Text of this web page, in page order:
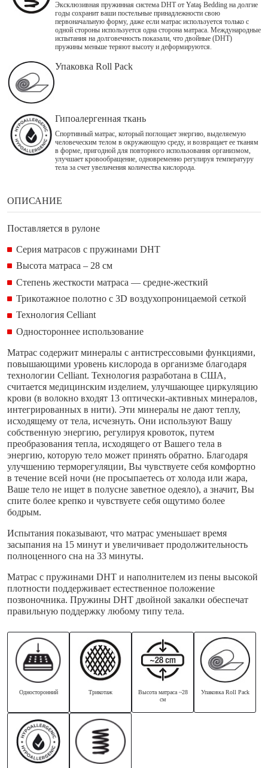
Эксклюзивная пружинная система DHT от Yataş Bedding на долгие
годы сохранит ваши постельные принадлежности свою
первоначальную форму, даже если матрас используется только с
одной стороны используется одна сторона матраса. Международные
испытания на долговечность показали, что двойные (DHT)
пружины меньше теряют высоту и деформируются.
Упаковка Roll Pack
Гипоалергенная ткань
Спортивный матрас, который поглощает энергию, выделяемую
человеческим телом в окружающую среду, и возвращает ее тканям
в форме, пригодной для повторного использования организмом,
улучшает кровообращение, одновременно регулируя температуру
тела за счет увеличения количества кислорода.
ОПИСАНИЕ
Поставляется в рулоне
Серия матрасов с пружинами DHT
Высота матраса – 28 см
Степень жесткости матраса — средне-жесткий
Трикотажное полотно с 3D воздухопроницаемой сеткой
Технология Сelliant
Одностороннее использование
Матрас содержит минералы с антистрессовыми функциями,
повышающими уровень кислорода в организме благодаря
технологии Сelliant. Технология разработана в США,
считается медицинским изделием, улучшающее циркуляцию
крови (в волокно входят 13 оптически-активных минералов,
интегрированных в нити). Эти минералы не дают теплу,
исходящему от тела, исчезнуть. Они используют Вашу
собственную энергию, регулируя кровоток, путем
преобразования тепла, исходящего от Вашего тела в
энергию, которую тело может принять обратно. Благодаря
улучшению терморегуляции, Вы чувствуете себя комфортно
в течение всей ночи (не просыпаетесь от холода или жара,
Ваше тело не ищет в полусне заветное одеяло), а значит, Вы
спите более крепко и чувствуете себя ощутимо более
бодрым.
Испытания показывают, что матрас уменьшает время
засыпания на 15 минут и увеличивает продолжительность
полноценного сна на 33 минуты.
Матрас c пружинами DHT и наполнителем из пены высокой
плотности поддерживает естественное положение
позвоночника. Пружины DHT двойной закалки обеспечат
правильную поддержку любому типу тела.
Односторонний Трикотаж
Высота матраса ~28
см
Упаковка Roll Pack